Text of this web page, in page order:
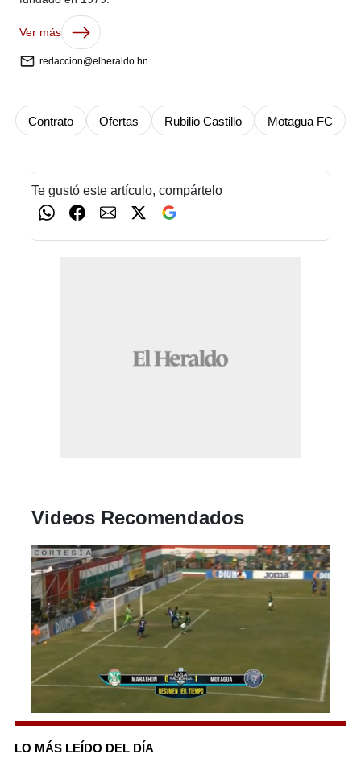
Ver más
redaccion@elheraldo.hn
Contrato Ofertas Rubilio Castillo Motagua FC
Te gustó este artículo, compártelo
Videos Recomendados
0
of
LO MÁS LEÍDO DEL DÍA